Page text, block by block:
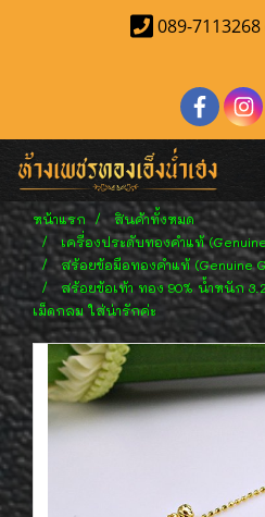
089-
หน้าแรก
สินค้าทั้งหมด
เครื่องประดับทองคำแท้
สร้อยข้อมือทองคำแท้ (Genuine
สร้อยข้อเท้า ทอง 90% น้ำหนัก
เม็ดกลม ใส่น่ารักค่ะ